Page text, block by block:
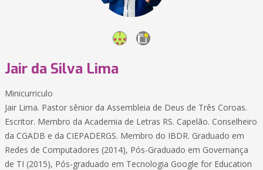
Jair da Silva Lima
Minicurriculo
Jair Lima. Pastor sênior da Assembleia de Deus de Três Coroas.
Escritor. Membro da Academia de Letras RS. Capelão. Conselheiro
da CGADB e da CIEPADERGS. Membro do IBDR. Graduado em
Redes de Computadores (2014), Pós-Graduado em Governança
de TI (2015), Pós-graduado em Tecnologia Google for Education